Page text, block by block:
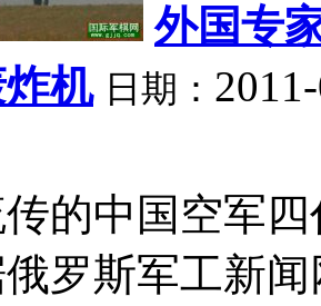
外国专
机 日期：
的中国空军
罗斯军工新